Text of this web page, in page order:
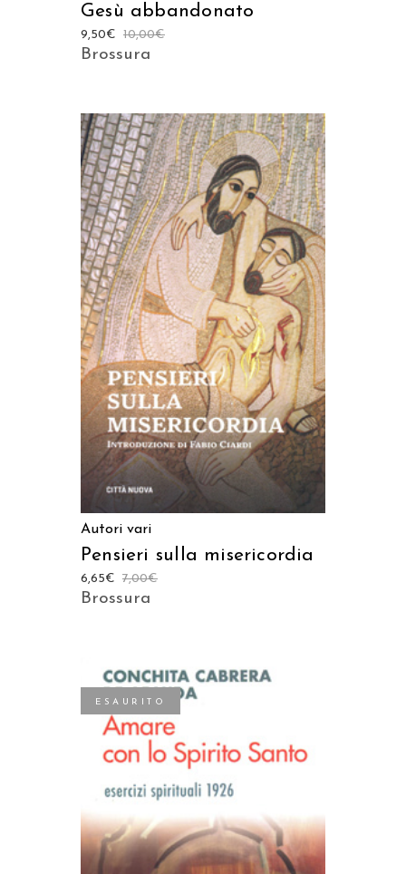
Gesù abbandonato
10,00€
9,50€
Brossura
AGGIUNGI AL CARRELLO
Autori vari
Pensieri sulla misericordia
7,00€
6,65€
Brossura
ESAURITO
LEGGI TUTTO